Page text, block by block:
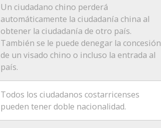
Un ciudadano chino perderá
automáticamente la ciudadanía china al
obtener la ciudadanía de otro país.
También se le puede denegar la concesión
de un visado chino o incluso la entrada al
país.
Todos los ciudadanos costarricenses
pueden tener doble nacionalidad.